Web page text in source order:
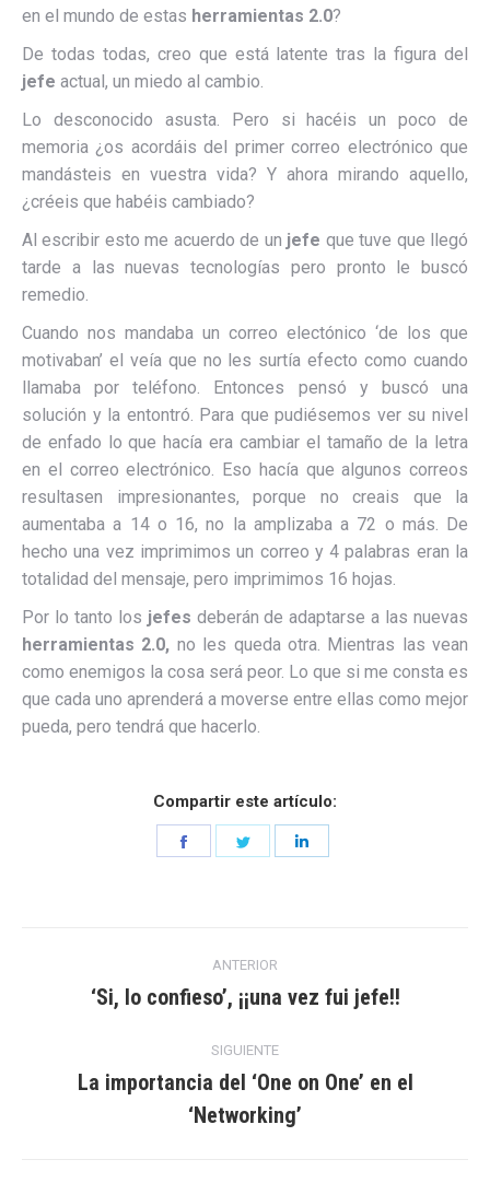
en el mundo de estas herramientas 2.0?
De todas todas, creo que está latente tras la figura del
jefe actual, un miedo al cambio.
Lo desconocido asusta. Pero si hacéis un poco de
memoria ¿os acordáis del primer correo electrónico que
mandásteis en vuestra vida? Y ahora mirando aquello,
¿créeis que habéis cambiado?
Al escribir esto me acuerdo de un jefe que tuve que llegó
tarde a las nuevas tecnologías pero pronto le buscó
remedio.
Cuando nos mandaba un correo electónico ‘de los que
motivaban’ el veía que no les surtía efecto como cuando
llamaba por teléfono. Entonces pensó y buscó una
solución y la entontró. Para que pudiésemos ver su nivel
de enfado lo que hacía era cambiar el tamaño de la letra
en el correo electrónico. Eso hacía que algunos correos
resultasen impresionantes, porque no creais que la
aumentaba a 14 o 16, no la amplizaba a 72 o más. De
hecho una vez imprimimos un correo y 4 palabras eran la
totalidad del mensaje, pero imprimimos 16 hojas.
Por lo tanto los jefes deberán de adaptarse a las nuevas
herramientas 2.0, no les queda otra. Mientras las vean
como enemigos la cosa será peor. Lo que si me consta es
que cada uno aprenderá a moverse entre ellas como mejor
pueda, pero tendrá que hacerlo.
Compartir este artículo:
Share
entre
ANTERIOR
Entrada
‘Si, lo confieso’, ¡¡una vez fui jefe!!
SIGUIENTE
siguiente:
La importancia del ‘One on One’ en el
‘Networking’